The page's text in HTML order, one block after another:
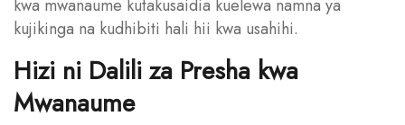
kwa mwanaume kutakusaidia kuelewa namna ya
kujikinga na kudhibiti hali hii kwa usahihi.
Hizi ni Dalili za Presha kwa
Mwanaume